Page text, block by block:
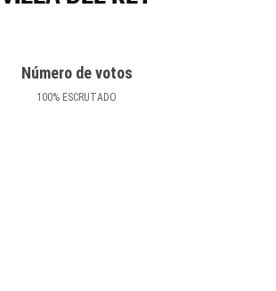
Número de votos
100% ESCRUTADO